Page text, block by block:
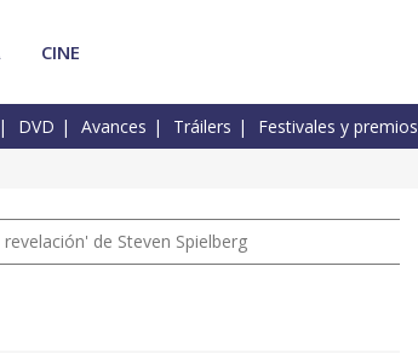
CINE
DVD Avances Tráilers Festivales y premios
de Steven Spielberg